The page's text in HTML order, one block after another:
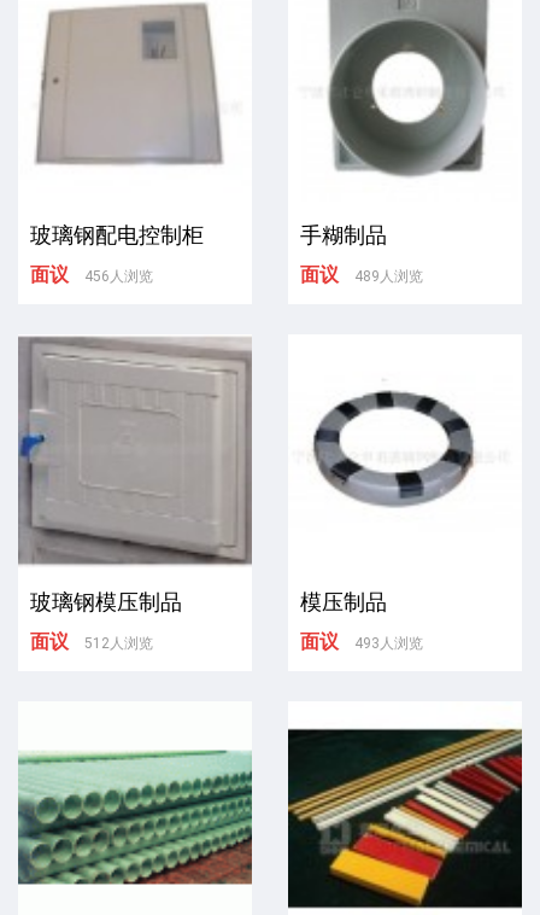
玻璃钢配电控制柜
面议 456人浏览
手糊制品
面议 489人浏览
玻璃钢模压制品
面议 512人浏览
模压制品
面议 493人浏览